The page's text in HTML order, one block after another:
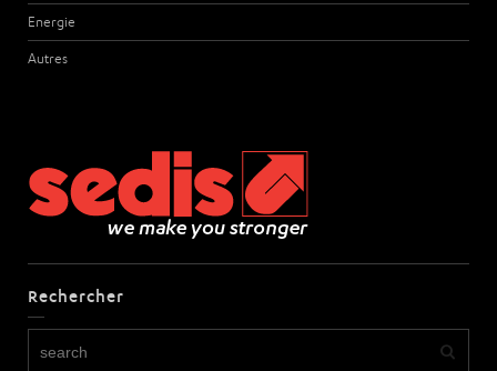
Energie
Autres
Rechercher